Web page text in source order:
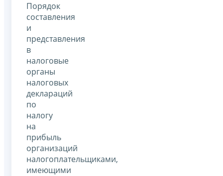
Порядок
составления
и
представления
в
налоговые
органы
налоговых
деклараций
по
налогу
на
прибыль
организаций
налогоплательщиками,
имеющими